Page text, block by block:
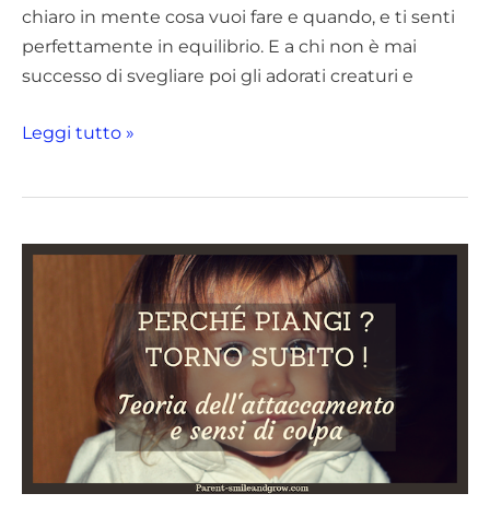
chiaro in mente cosa vuoi fare e quando, e ti senti
perfettamente in equilibrio. E a chi non è mai
successo di svegliare poi gli adorati creaturi e
ufficio
Leggi tutto »
Perché
piangono
La